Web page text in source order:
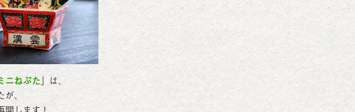
ニねぷた 」は、
、
します！